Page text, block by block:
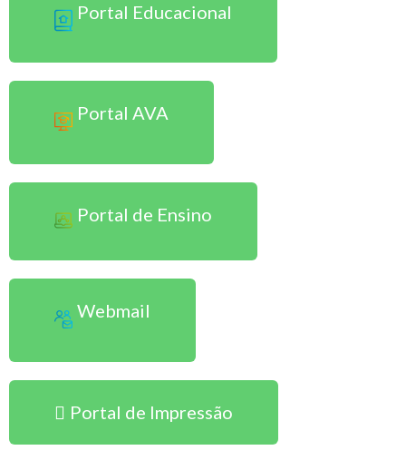
Portal Educacional
Portal AVA
Portal de Ensino
Webmail
Portal de Impressão